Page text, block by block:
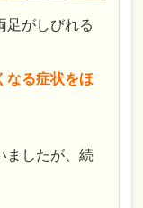
足がしびれる
なる症状をほ
ましたが、続